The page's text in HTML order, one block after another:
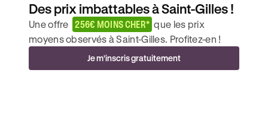
Des prix imbattables à Saint-Gilles !
Une offre 256€ MOINS CHER* que les prix
moyens observés à Saint-Gilles. Profitez-en !
Je m'inscris gratuitement